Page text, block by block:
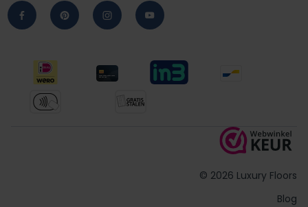
© 2026 Luxury Floors
Blog